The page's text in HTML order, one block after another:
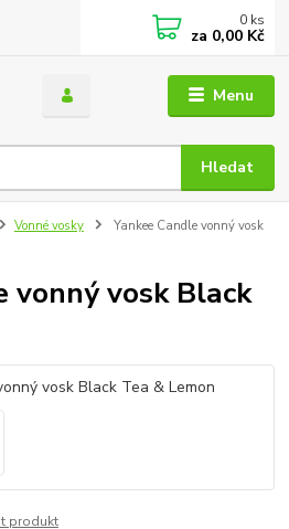
Menu
Hledat
0 ks
za 0,00 Kč
Vonné vosky
Yankee Candle vonný vosk
vonný vosk Black
produkt